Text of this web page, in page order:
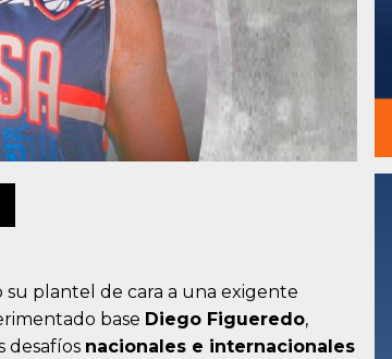
plantel de cara a una exigente
base Diego Figueredo,
desafíos nacionales e internacionales